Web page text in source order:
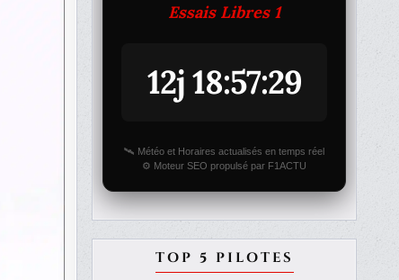
Essais Libres 1
12j 18:57:29
🛰️ Météo et Horaires actualisés en temps réel
⚙️ Moteur SEO propulsé par F1ACTU
TOP 5 PILOTES